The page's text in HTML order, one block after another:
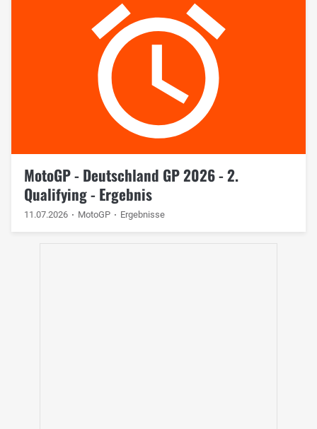
MotoGP - Deutschland GP 2026 - 2.
Qualifying - Ergebnis
11.07.2026 MotoGP Ergebnisse